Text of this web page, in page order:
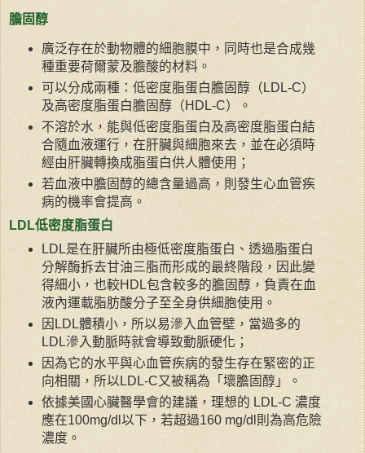
膽固醇
廣泛存在於動物體的細胞膜中，同時也是合成幾
種重要荷爾蒙及膽酸的材料。
可以分成兩種：低密度脂蛋白膽固醇（LDL-C）
及高密度脂蛋白膽固醇（HDL-C）。
不溶於水，能與低密度脂蛋白及高密度脂蛋白結
合隨血液運行，在肝臟與細胞來去，並在必須時
經由肝臟轉換成脂蛋白供人體使用；
若血液中膽固醇的總含量過高，則發生心血管疾
病的機率會提高。
LDL低密度脂蛋白
LDL是在肝臟所由極低密度脂蛋白、透過脂蛋白
分解酶拆去甘油三脂而形成的最終階段，因此變
得細小，也較HDL包含較多的膽固醇，負責在血
液內運載脂肪酸分子至全身供細胞使用。
因LDL體積小，所以易滲入血管壁，當過多的
LDL滲入動脈時就會導致動脈硬化；
因為它的水平與心血管疾病的發生存在緊密的正
向相關，所以LDL-C又被稱為「壞膽固醇」。
依據美國心臟醫學會的建議，理想的 LDL-C 濃度
應在100mg/dl以下，若超過160 mg/dl則為高危險
濃度。